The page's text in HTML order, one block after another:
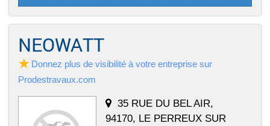
NEOWATT
Donnez plus de visibilité à votre entreprise sur
Prodestravaux.com
35 RUE DU BEL AIR,
94170, LE PERREUX SUR